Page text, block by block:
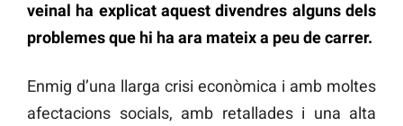
veinal ha explicat aquest divendres alguns dels
problemes que hi ha ara mateix a peu de carrer.
Enmig d’una llarga crisi econòmica i amb moltes
afectacions socials, amb retallades i una alta